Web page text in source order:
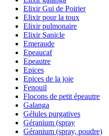
Elixir Gui de Poirier
Elixir pour la toux
Elixir pulmonaire
Elixir Sanicle
Emeraude
Epeaucaf
Epeautre
Epices
Epices de la joie
Fenouil
Flocons de petit épeautre
Galanga
Gélules purgatives
Géranium (spray
Géranium (spray, poudre)